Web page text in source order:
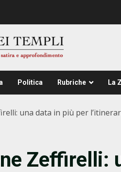
Politica Rubriche La
una data in più per
Zeffirelli: